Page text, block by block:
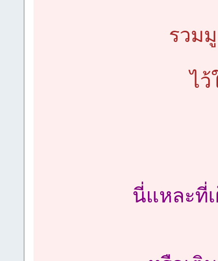
รวม
ไว้
นี่แหละที่